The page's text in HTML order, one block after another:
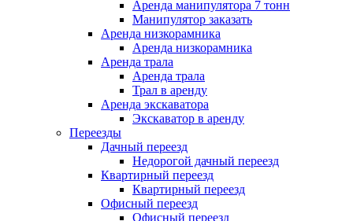
Аренда манипулятора 7 тонн
Манипулятор заказать
Аренда низкорамника
Аренда низкорамника
Аренда трала
Аренда трала
Трал в аренду
Аренда экскаватора
Экскаватор в аренду
Переезды
Дачный переезд
Недорогой дачный переезд
Квартирный переезд
Квартирный переезд
Офисный переезд
Офисный переезд